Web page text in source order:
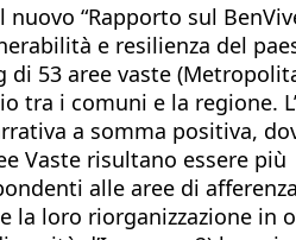
“Rapporto sul
e resilienza del
di 53 aree vaste
tra i comuni e la regione.
a somma positiva,
Vaste risultano essere più
alle aree di
la loro riorganizzazione in